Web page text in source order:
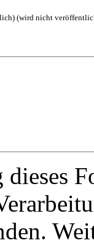
(wird nicht